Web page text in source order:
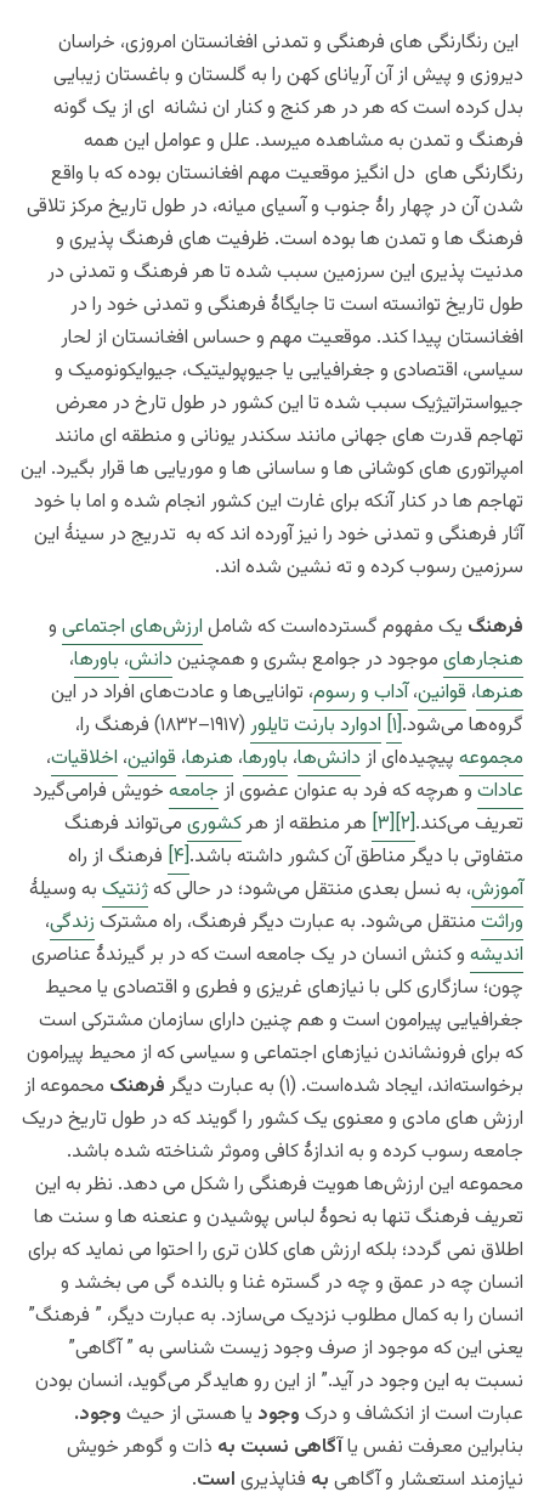
این رنگارنگی های فرهنگی و تمدنی افغانستان امروزی، خراسان
دیروزی و پیش از آن آریانای کهن را به گلستان و باغستان زیبایی
بدل کرده است که هر در هر کنج و کنار ان نشانه ای از یک گونه
فرهنگ و تمدن به مشاهده میرسد. علل و عوامل این همه
رنگارنگی های دل انگیز موقعیت مهم افغانستان بوده که با واقع
شدن آن در چهار راۀ جنوب و آسیای میانه، در طول تاریخ مرکز تلاقی
فرهنگ ها و تمدن ها بوده است. ظرفیت های فرهنگ پذیری و
مدنیت پذیری این سرزمین سبب شده تا هر فرهنگ و تمدنی در
طول تاریخ توانسته است تا جایگاۀ فرهنگی و تمدنی خود را در
افغانستان پیدا کند. موقعیت مهم و حساس افغانستان از لحار
سیاسی، اقتصادی و جغرافیایی یا جیوپولیتیک، جیوایکونومیک و
جیواستراتیژیک سبب شده تا این کشور در طول تارخ در معرض
تهاجم قدرت های جهانی مانند سکندر یونانی و منطقه ای مانند
امپراتوری های کوشانی ها و ساسانی ها و موریایی ها قرار بگیرد. این
تهاجم ها در کنار آنکه برای غارت این کشور انجام شده و اما با خود
آثار فرهنگی و تمدنی خود را نیز آورده اند که به تدریج در سینۀ این
سرزمین رسوب کرده و ته نشین شده اند.
فرهنگ یک مفهوم گسترده‌است که شامل ارزش‌های اجتماعی و
هنجار‌های موجود در جوامع بشری و همچنین دانش، باورها،
هنرها، قوانین،آداب و رسوم، توانایی‌ها و عادت‌های افراد در این
گروه‌ها می‌شود.[۱] ادوارد بارنت تایلور (۱۹۱۷–۱۸۳۲) فرهنگ را،
مجموعه پیچیده‌ای از دانش‌ها، باورها، هنرها، قوانین، اخلاقیات،
عادات و هرچه که فرد به عنوان عضوی از جامعه خویش فرامی‌گیرد
تعریف می‌کند.[۲] [۳] هر منطقه از هرکشوری می‌تواند فرهنگ
متفاوتی با دیگر مناطق آن کشور داشته باشد.[۴]
فرهنگ از راه
آموزش، به نسل بعدی منتقل می‌شود؛ در حالی کهژنتیک به وسیلهٔ
وراثت منتقل می‌شود. به عبارت دیگر فرهنگ، راه مشترک زندگی،
اندیشه و کنش انسان در یک جامعه است که در بر گیرندۀ عناصری
چون؛ سازگاری کلی با نیازهای غریزی و فطری و اقتصادی یا محیط
جغرافیایی پیرامون است و هم چنین دارای سازمان مشترکی است
که برای فرونشاندن نیازهای اجتماعی و سیاسی که از محیط پیرامون
برخواسته‌اند، ایجاد شده‌است. (۱) به عبارت دیگر
فرهنک محموعه از
ارزش های مادی و معنوی یک کشور را گویند که در طول تاریخ دریک
جامعه رسوب کرده و به اندازۀ کافی وموثر شناخته شده باشد.
محموعه این ارزش‌ها هویت فرهنگی را شکل می دهد. نظر به این
تعریف فرهنگ تنها به نحوۀ لباس پوشیدن و عنعنه ها و سنت ها
اطلاق نمی گردد؛ بلکه ارزش های کلان تری را احتوا می نماید که برای
انسان چه در عمق و چه در گستره غنا و بالنده گی می بخشد و
انسان را به کمال مطلوب نزدیک می‌سازد. به عبارت دیگر، ” فرهنگ”
یعنی این که موجود از صرف وجود زیست شناسی به ” آگاهی”
نسبت به این وجود در آید.” از این رو هایدگر می‌گوید، انسان بودن
عبارت است از انکشاف و درک وجود یا هستی از حیث وجود.
بنابراین معرفت نفس یاآگاهی نسبت به ذات و گوهر خویش
نیازمند استعشار و آگاهی به فناپذیری است.